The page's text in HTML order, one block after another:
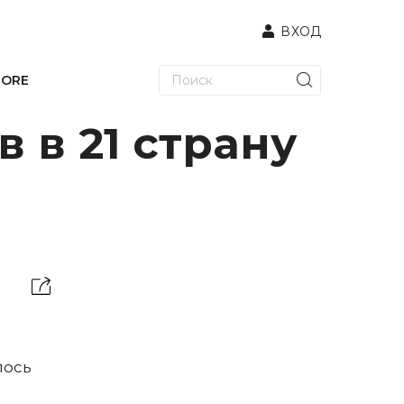
ВХОД
в 21 страну